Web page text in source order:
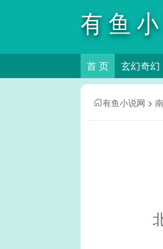
有鱼
首 页 玄幻奇幻
有鱼小说网 >